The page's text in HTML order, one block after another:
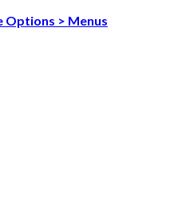
Options > Menus